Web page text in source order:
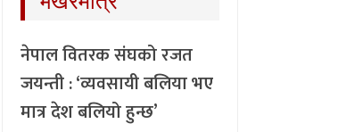
नेपाल वितरक संघको रजत
जयन्ती : ‘व्यवसायी बलिया भए
मात्र देश बलियो हुन्छ’